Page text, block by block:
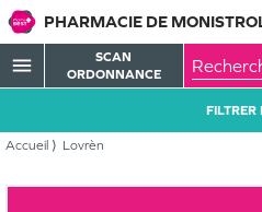
PHARMACIE DE
menu
SCAN
ORDONNANCE
Accueil Lovrèn
FILTRER